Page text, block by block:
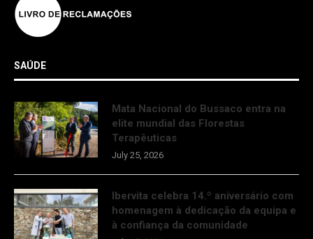
SAÚDE
Mata Nacional do Bussaco entra na
elite mundial das Florestas
Terapêuticas
July 25, 2026
Ibervita celebra 14.º aniversário com
homenagem à dedicação da equipa e
à confiança da comunidade